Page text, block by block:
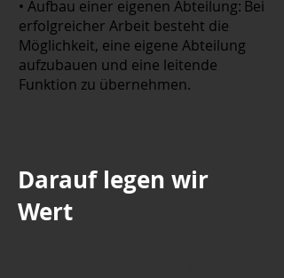
• Aufbau einer eigenen Abteilung: Bei
erfolgreicher Arbeit besteht die
Möglichkeit, eine eigene Abteilung
aufzubauen und eine leitende
Funktion zu übernehmen.
Darauf legen wir
Wert